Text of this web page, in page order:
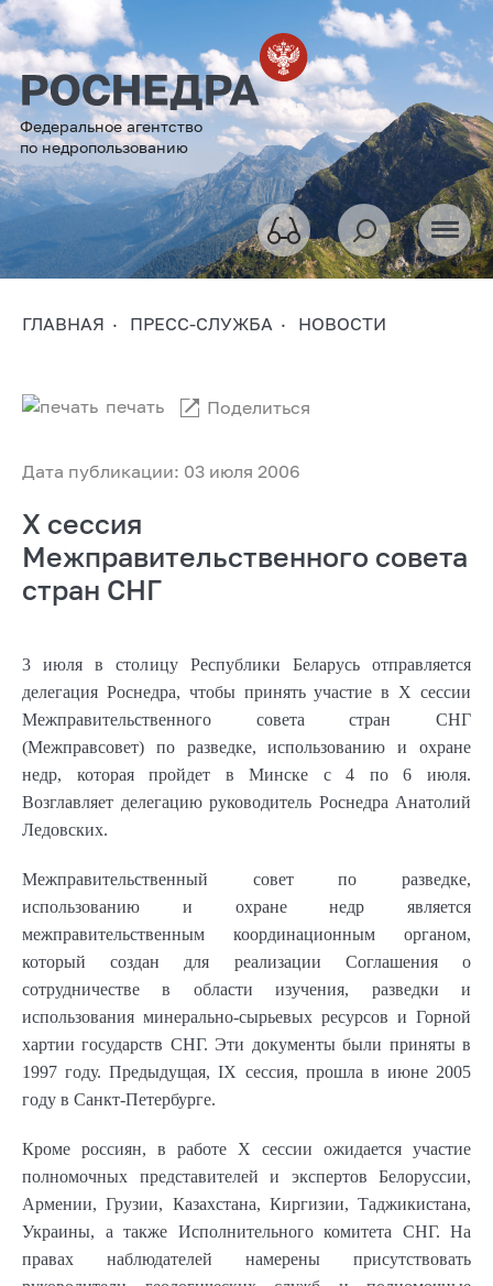
Федеральное агентство
по недропользованию
ГЛАВНАЯ ПРЕСС-СЛУЖБА НОВОСТИ
Дата публикации: 03 июля 2006
печать Поделиться
Х сессия
Межправительственного совета
стран СНГ
3 июля в столицу Республики Беларусь отправляется
делегация Роснедра, чтобы принять участие в Х сессии
Межправительственного совета стран СНГ
(Межправсовет) по разведке, использованию и охране
недр, которая пройдет в Минске с 4 по 6 июля.
Возглавляет делегацию руководитель Роснедра Анатолий
Ледовских.
Межправительственный совет по разведке,
использованию и охране недр является
межправительственным координационным органом,
который создан для реализации Соглашения о
сотрудничестве в области изучения, разведки и
использования минерально-сырьевых ресурсов и Горной
хартии государств СНГ. Эти документы были приняты в
1997 году. Предыдущая, IХ сессия, прошла в июне 2005
году в Санкт-Петербурге.
Кроме россиян, в работе Х сессии ожидается участие
полномочных представителей и экспертов Белоруссии,
Армении, Грузии, Казахстана, Киргизии, Таджикистана,
Украины, а также Исполнительного комитета СНГ. На
правах наблюдателей намерены присутствовать